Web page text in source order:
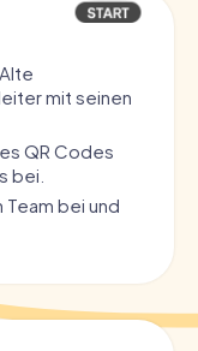
mit seinen
QR Codes
bei.
bei und